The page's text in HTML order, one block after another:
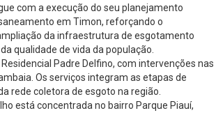
com a execução do seu planejamento
em Timon, reforçando o
da infraestrutura de esgotamento
qualidade de vida da população.
Padre Delfino, com intervenções nas
Os serviços integram as etapas de
rede coletora de esgoto na região.
está concentrada no bairro Parque Piauí,